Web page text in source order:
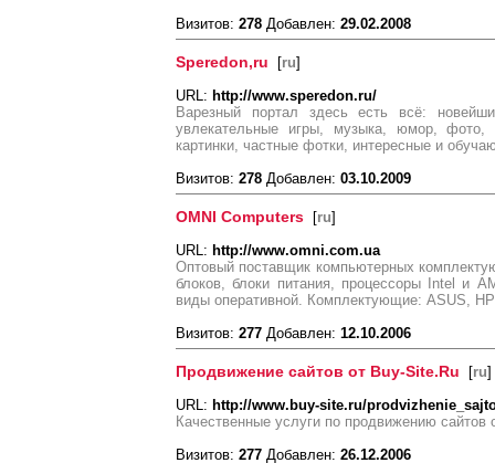
Визитов: 278 Добавлен: 29.02.2008
Speredon,ru [ru]
URL: http://www.speredon.ru/
Варезный портал здесь есть всё:
увлекательные игры, музыка, юмор, фото,
картинки, частные фотки, интересные и
Визитов: 278 Добавлен: 03.10.2009
OMNI Computers [ru]
URL: http://www.omni.com.ua
Оптовый поставщик компьютерных
блоков, блоки питания, процессоры Intel и
виды оперативной. Комплектующие: ASUS, HP
Визитов: 277 Добавлен: 12.10.2006
Продвижение сайтов от Buy-Site.Ru [ru]
URL: http://www.buy-site.ru/
Качественные услуги по продвижению сайтов
Визитов: 277 Добавлен: 26.12.2006